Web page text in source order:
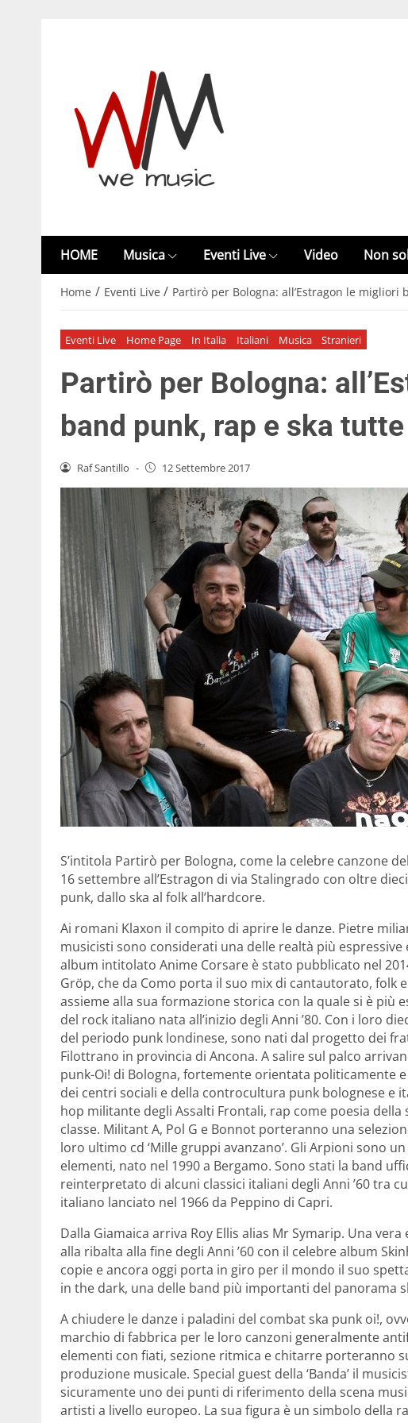
HOME Musica Eventi Live Video Non
Home / Eventi Live / Partirò per Bologna: all’Estragon le
Eventi Live Home Page In Italia Italiani Musica Stranieri
Partirò per Bologna:
band punk, rap e ska
Raf Santillo - 12 Settembre 2017
S’intitola Partirò per Bologna, come la celebre canzone
16 settembre all’Estragon di via Stalingrado con oltre
punk, dallo ska al folk all’hardcore.
Ai romani Klaxon il compito di aprire le danze. Pietre
musicisti sono considerati una delle realtà più
album intitolato Anime Corsare è stato pubblicato nel
Gröp, che da Como porta il suo mix di cantautorato, folk
assieme alla sua formazione storica con la quale si è più
del rock italiano nata all’inizio degli Anni ’80. Con i loro
del periodo punk londinese, sono nati dal progetto dei
Filottrano in provincia di Ancona. A salire sul palco
punk-Oi! di Bologna, fortemente orientata politicamente
dei centri sociali e della controcultura punk bolognese e
hop militante degli Assalti Frontali, rap come poesia
classe. Militant A, Pol G e Bonnot porteranno una
loro ultimo cd ‘Mille gruppi avanzano’. Gli Arpioni sono
elementi, nato nel 1990 a Bergamo. Sono stati la band
reinterpretato di alcuni classici italiani degli Anni ’60 tra
italiano lanciato nel 1966 da Peppino di Capri.
Dalla Giamaica arriva Roy Ellis alias Mr Symarip. Una
alla ribalta alla fine degli Anni ’60 con il celebre album
copie e ancora oggi porta in giro per il mondo il suo
in the dark, una delle band più importanti del panorama
A chiudere le danze i paladini del combat ska punk oi!,
marchio di fabbrica per le loro canzoni generalmente
elementi con fiati, sezione ritmica e chitarre porteranno
produzione musicale. Special guest della ‘Banda’ il
sicuramente uno dei punti di riferimento della scena
artisti a livello europeo. La sua figura è un simbolo della